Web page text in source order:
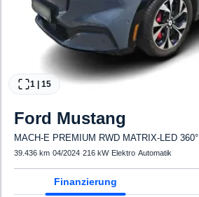
1 15
Ford Mustang
MACH-E PREMIUM RWD MATRIX-LED 360°
39.436 km·04/2024·216 kW· Elektro·Automatik
Finanzierung